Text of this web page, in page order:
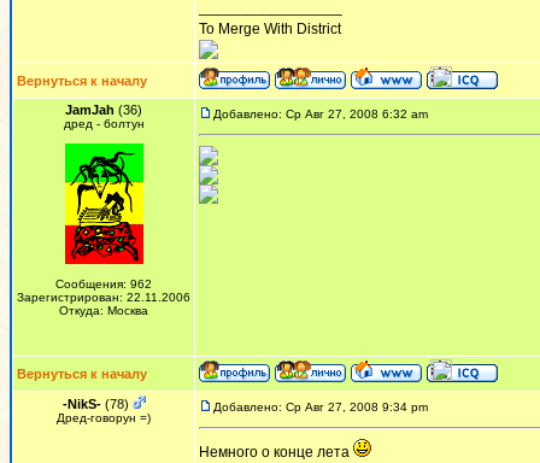
To Merge With District
Вернуться к началу
JamJah (36)
дред - болтун
Сообщения: 962
Зарегистрирован: 22.11.2006
Откуда: Москва
Добавлено: Ср Авг 27, 2008 6:32 am
Вернуться к началу
-NikS-(78)
Дред-говорун =)
Добавлено: Ср Авг 27, 2008 9:34 pm
Немного о конце лета